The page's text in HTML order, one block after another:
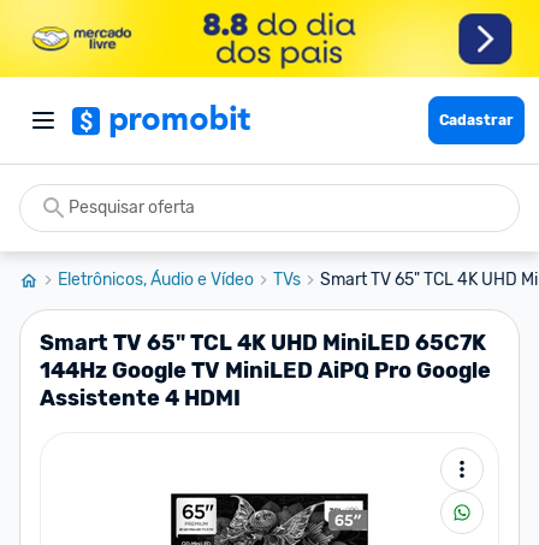
Cadastrar
Eletrônicos, Áudio e Vídeo TVs Smart TV 65" TCL 4K UHD
Smart TV 65" TCL 4K UHD MiniLED 65C7K
144Hz Google TV MiniLED AiPQ Pro Google
Assistente 4 HDMI